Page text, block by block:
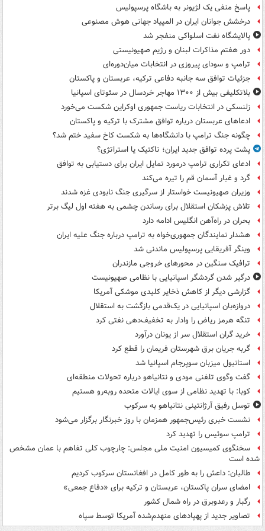
پاسخ منفی یک لژیونر به باشگاه پرسپولیس
درخشش جوانان ایران در المپیاد جهانی هوش مصنوعی
پالایشگاه نفت اسلواکی منفجر شد
دور هفتم مذاکرات لبنان و رژیم صهیونیستی
ترامپ و سودای پیروزی در انتخابات میان‌دوره‌ای
جزئیات توافق سه جانبه دفاعی ترکیه، عربستان و پاکستان
بلاتکلیفی بیش از ۱۳۰۰ مهاجر خردسال در سئوتای اسپانیا
زلنسکی در انتخابات ریاست جمهوری اوکراین شکست می‌خورد
ادعاهای عربستان درباره توافق مشترک با ترکیه و پاکستان
چگونه جنگ ترامپ با دانشگاه‌ها به شکست کاخ سفید ختم شد؟
پشت پرده توافق جدید ایران؛ تاکتیک یا استراتژی؟
ادعای تکراری ترامپ درمورد تمایل ایران برای دستیابی به توافق
گرد و غبار آسمان قم را تیره می‌کند
وزیران صهیونیست خواستار از سرگیری جنگ نابودی غزه شدند
تلاش پزشکان استقلال برای رساندن چشمی به هفته اول لیگ برتر
بحران در راه‌آهن انگلیس ادامه دارد
هشدار نمایندگان جمهوری‌خواه به ترامپ درباره جنگ علیه ایران
وینگر آفریقایی پرسپولیس ماندنی شد
ترافیک سنگین در محورهای خروجی مازندران
درگیر شدن گردشگر اسپانیایی با نظامی صهیونیست
گزارشی دیگر از کاهش ذخایر کلیدی موشکی آمریکا
دروازه‌بان اسپانیایی در یک‌قدمی بازگشت به استقلال
تنگه هرمز ریاض را وادار به تخفیف‌دهی نفتی کرد
خرید گران استقلال سر از یونان درآورد
گربه جریان برق شهرستان فریمان را قطع کرد
استانبول میزبان سوپرجام اسپانیا شد
گفت وگوی تلفنی مودی و نتانیاهو درباره تحولات منطقه‌ای
کوبا: با تهدید نظامی از سوی ایالات متحده روبه‌رو هستیم
توسل رفیق آرژانتینی نتانیاهو به سرکوب
نشست خبری رئیس‌جمهور همزمان با روز خبرنگار برگزار می‌شود
ترامپ سوئیس را تهدید کرد
سخنگوی کمیسیون امنیت ملی مجلس: چارچوب کلی تفاهم با عمان مشخص
شده است
طالبان: داعش را به طور کامل در افغانستان سرکوب کردیم
امضای سران پاکستان، عربستان و ترکیه برای «دفاع جمعی»
رگبار و رعدوبرق در راه شمال کشور
تصاویر جدید از پهپادهای منهدم‌شده آمریکا توسط سپاه